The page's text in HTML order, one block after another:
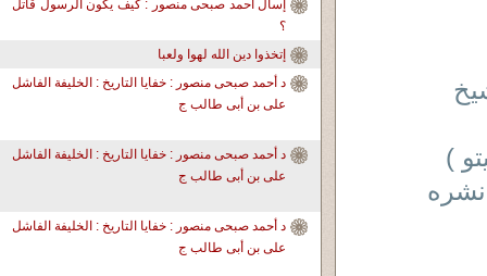
)
إسأل أحمد صبحى منصور : كيف يكون الرسول قاتل
؟
إتخذوا دين الله لهوا ولعبا
د أحمد صبحى منصور : خفايا التاريخ : الخليفة الفاشل
على بن أبى طالب ج
د أحمد صبحى منصور : خفايا التاريخ : الخليفة الفاشل
على بن أبى طالب ج
د أحمد صبحى منصور : خفايا التاريخ : الخليفة الفاشل
على بن أبى طالب ج